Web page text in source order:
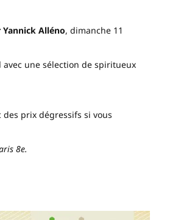
Alléno, dimanche 11
une sélection de spiritueux
prix dégressifs si vous
8e.